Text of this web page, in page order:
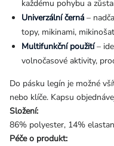
každému pohybu a
Univerzální černá –
topy, mikinami,
Multifunkční použití–
volnočasové aktivity,
Do pásku legín je možné
nebo klíče. Kapsu
Složení:
86% polyester, 14% elastan
Péče o produkt: